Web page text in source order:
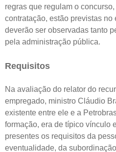
regras que regulam o
contratação, estão previstas no
deverão ser observadas tanto
pela administração pública.
Requisitos
Na avaliação do relator do
empregado, ministro Cláudio
existente entre ele e a
formação, era de típico vínculo
presentes os requisitos da
eventualidade, da